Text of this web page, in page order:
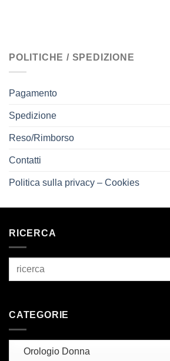
POLITICHE / SPEDIZIONE
Pagamento
Spedizione
Reso/Rimborso
Contatti
Politica sulla privacy – Cookies
RICERCA
CATEGORIE